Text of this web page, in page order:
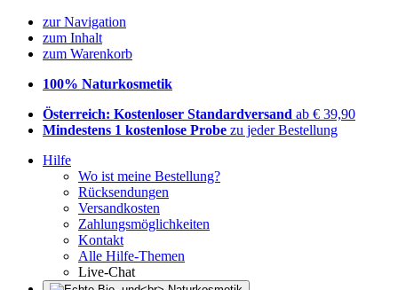
zur Navigation
zum Inhalt
zum Warenkorb
100% Naturkosmetik
Österreich: Kostenloser Standardversand ab € 39,90
Mindestens 1 kostenlose Probe zu jeder Bestellung
Hilfe
Wo ist meine Bestellung?
Rücksendungen
Versandkosten
Zahlungsmöglichkeiten
Kontakt
Alle Hilfe-Themen
Live-Chat